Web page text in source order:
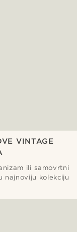
VINTAGE
ili samovrtni
najnoviju kolekciju